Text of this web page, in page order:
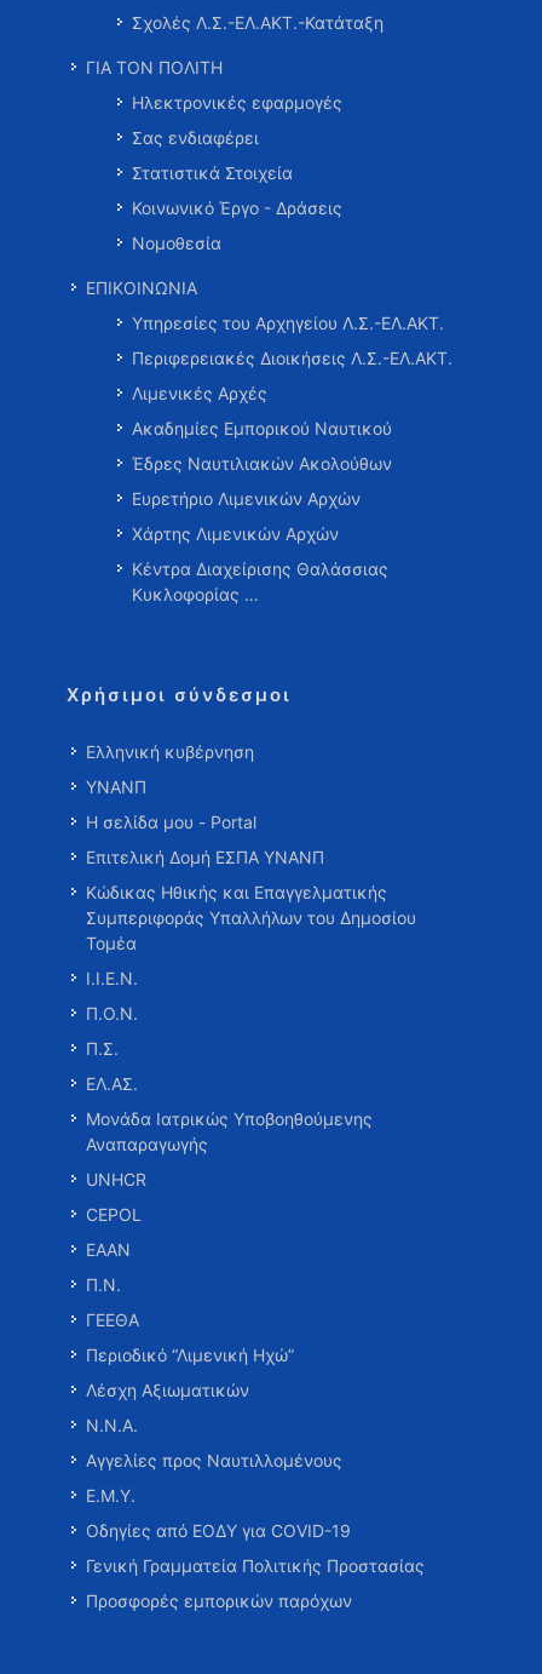
Σχολές Λ.Σ.-ΕΛ.ΑΚΤ.-Κατάταξη
ΓΙΑ ΤΟΝ ΠΟΛΙΤΗ
Ηλεκτρονικές εφαρμογές
Σας ενδιαφέρει
Στατιστικά Στοιχεία
Κοινωνικό Έργο - Δράσεις
Νομοθεσία
ΕΠΙΚΟΙΝΩΝΙΑ
Υπηρεσίες του Αρχηγείου Λ.Σ.-ΕΛ.ΑΚΤ.
Περιφερειακές Διοικήσεις Λ.Σ.-ΕΛ.ΑΚΤ.
Λιμενικές Αρχές
Ακαδημίες Εμπορικού Ναυτικού
Έδρες Ναυτιλιακών Ακολούθων
Ευρετήριο Λιμενικών Αρχών
Χάρτης Λιμενικών Αρχών
Κέντρα Διαχείρισης Θαλάσσιας
Κυκλοφορίας …
Χρήσιμοι σύνδεσμοι
Ελληνική κυβέρνηση
ΥΝΑΝΠ
Η σελίδα μου - Portal
Επιτελική Δομή ΕΣΠΑ ΥΝΑΝΠ
Κώδικας Ηθικής και Επαγγελματικής
Συμπεριφοράς Υπαλλήλων του Δημοσίου
Τομέα
Ι.Ι.Ε.Ν.
Π.Ο.Ν.
Π.Σ.
ΕΛ.ΑΣ.
Μονάδα Ιατρικώς Υποβοηθούμενης
Αναπαραγωγής
UNHCR
CEPOL
ΕΑΑΝ
Π.Ν.
ΓΕΕΘΑ
Περιοδικό “Λιμενική Ηχώ”
Λέσχη Αξιωματικών
Ν.Ν.Α.
Αγγελίες προς Ναυτιλλομένους
Ε.Μ.Υ.
Οδηγίες από ΕΟΔΥ για COVID-19
Γενική Γραμματεία Πολιτικής Προστασίας
Προσφορές εμπορικών παρόχων